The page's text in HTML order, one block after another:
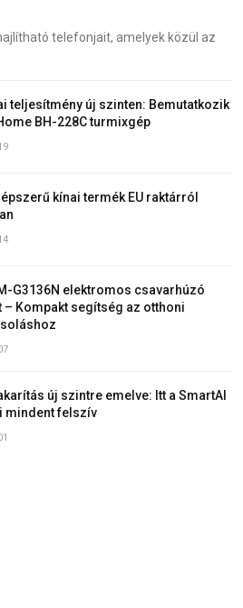
telefonjait, amelyek közül az
teljesítmény új szinten: Bemutatkozik
BH-228C turmixgép
kínai termék EU raktárról
G3136N elektromos csavarhúzó
– Kompakt segítség az otthoni
új szintre emelve: Itt a SmartAI
mindent felszív